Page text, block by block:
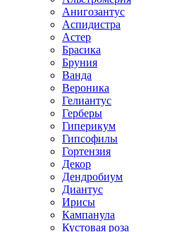
Анигозантус
Аспидистра
Астер
Брасика
Бруния
Ванда
Вероника
Гелиантус
Герберы
Гиперикум
Гипсофилы
Гортензия
Декор
Дендробиум
Диантус
Ирисы
Кампанула
Кустовая роза